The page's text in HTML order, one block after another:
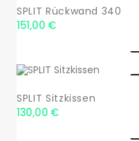
SPLIT Rückwand 340
151,00 €
SPLIT Sitzkissen
130,00 €